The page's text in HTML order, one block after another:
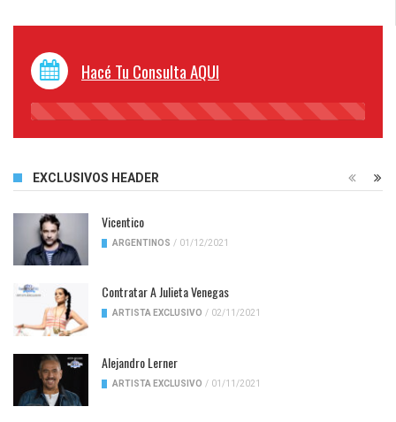
Hacé Tu Consulta AQUI
45%
EXCLUSIVOS HEADER
Vicentico
ARGENTINOS / 01/12/2021
Contratar A Julieta Venegas
ARTISTA EXCLUSIVO / 02/11/2021
Alejandro Lerner
ARTISTA EXCLUSIVO / 01/11/2021